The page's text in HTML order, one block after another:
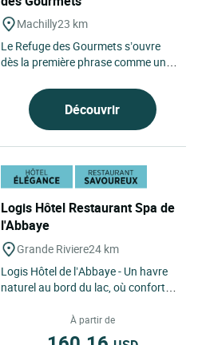
Machilly23 km
Le Refuge des Gourmets s’ouvre
dès la première phrase comme une
habitée, installée...
Découvrir
Logis Hôtel Restaurant Spa de
l'Abbaye
Grande Riviere24 km
Logis Hôtel de l’Abbaye - Un havre
naturel au bord du lac, où confort,
toute sérénité. ...À partir de